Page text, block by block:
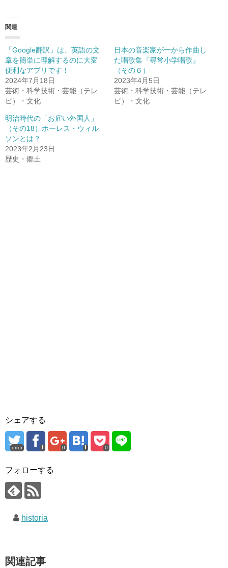
関連
「Google翻訳」は、英語の文
章を簡単に理解するのに大変
便利なアプリです！
2024年7月18日
芸術・科学技術・芸能（テレ
ビ）・文化
日本の音楽家が一から作曲し
た唱歌集『尋常小学唱歌』
（その６）
2023年4月5日
芸術・科学技術・芸能（テレ
ビ）・文化
明治時代の「お雇い外国人」
（その18）ホーレス・ウィル
ソンとは？
2023年2月23日
歴史・郷土
シェアする
error 0 0
フォローする
historia
関連記事